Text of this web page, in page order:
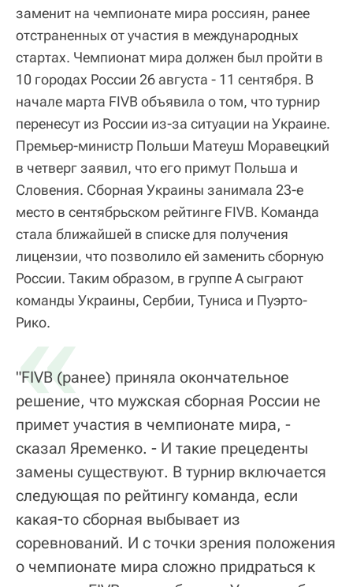
заменит на чемпионате мира россиян, ранее
отстраненных от участия в международных
стартах. Чемпионат мира должен был пройти в
10 городах России 26 августа - 11 сентября. В
начале марта FIVB объявила о том, что турнир
перенесут из России из-за ситуации на Украине.
Премьер-министр Польши Матеуш Моравецкий
в четверг заявил, что его примут Польша и
Словения. Сборная Украины занимала 23-е
место в сентябрьском рейтинге FIVB. Команда
стала ближайшей в списке для получения
лицензии, что позволило ей заменить сборную
России. Таким образом, в группе А сыграют
команды Украины, Сербии, Туниса и Пуэрто-
Рико.
«
"FIVB (ранее) приняла окончательное
решение, что мужская сборная России не
примет участия в чемпионате мира, -
сказал Яременко. - И такие прецеденты
замены существуют. В турнир включается
следующая по рейтингу команда, если
какая-то сборная выбывает из
соревнований. И с точки зрения положения
о чемпионате мира сложно придраться к